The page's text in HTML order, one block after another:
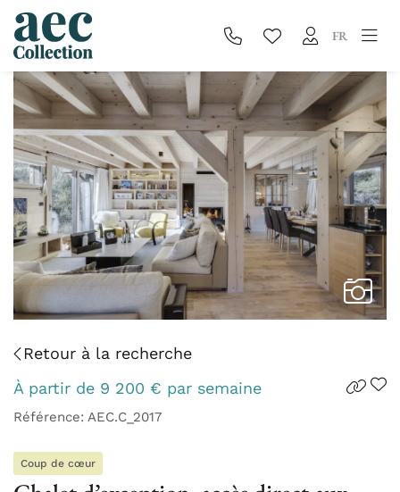
FR
Retour à la recherche
À partir de 9 200 € par semaine
Référence: AEC.C_2017
Coup de cœur